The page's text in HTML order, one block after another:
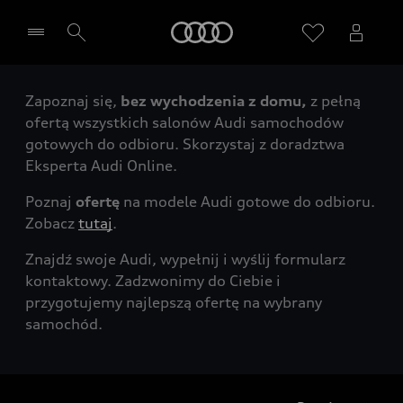
Wybierz Twojego Partnera Audi
Zapoznaj się, bez wychodzenia z domu, z pełną
ofertą wszystkich salonów Audi samochodów
gotowych do odbioru. Skorzystaj z doradztwa
Eksperta Audi Online.
Poznaj ofertę na modele Audi gotowe do odbioru.
Zobacz tutaj.
Znajdź swoje Audi, wypełnij i wyślij formularz
kontaktowy. Zadzwonimy do Ciebie i
przygotujemy najlepszą ofertę na wybrany
samochód.